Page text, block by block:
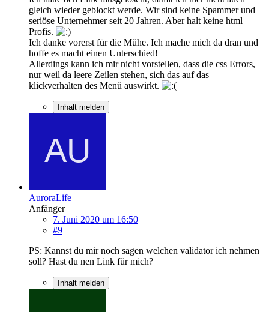
gleich wieder geblockt werde. Wir sind keine Spammer und
seriöse Unternehmer seit 20 Jahren. Aber halt keine html
Profis.
Ich danke vorerst für die Mühe. Ich mache mich da dran und
hoffe es macht einen Unterschied!
Allerdings kann ich mir nicht vorstellen, dass die css Errors,
nur weil da leere Zeilen stehen, sich das auf das
klickverhalten des Menü auswirkt.
Inhalt melden
AuroraLife
Anfänger
7. Juni 2020 um 16:50
#9
PS: Kannst du mir noch sagen welchen validator ich nehmen
soll? Hast du nen Link für mich?
Inhalt melden